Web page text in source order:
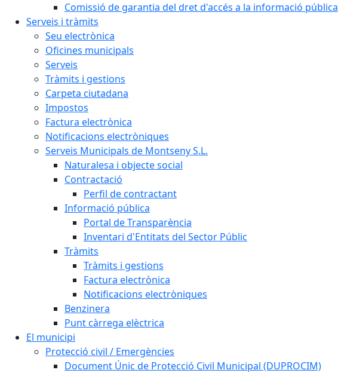
Comissió de garantia del dret d'accés a la informació pública
Serveis i tràmits
Seu electrònica
Oficines municipals
Serveis
Tràmits i gestions
Carpeta ciutadana
Impostos
Factura electrònica
Notificacions electròniques
Serveis Municipals de Montseny S.L.
Naturalesa i objecte social
Contractació
Perfil de contractant
Informació pública
Portal de Transparència
Inventari d'Entitats del Sector Públic
Tràmits
Tràmits i gestions
Factura electrònica
Notificacions electròniques
Benzinera
Punt càrrega elèctrica
El municipi
Protecció civil / Emergències
Document Únic de Protecció Civil Municipal (DUPROCIM)